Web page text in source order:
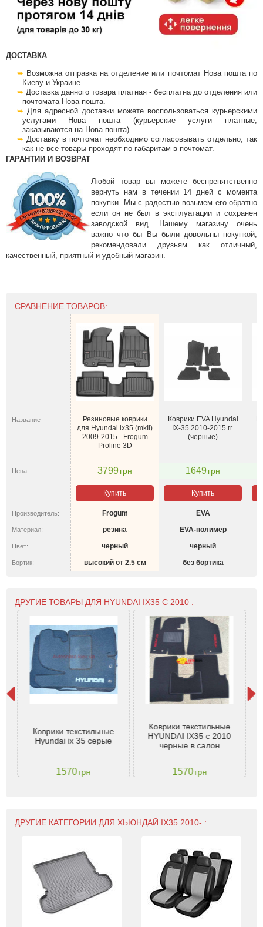
ДОСТАВКА
Возможна отправка на отделение или почтомат Нова пошта по
Киеву и Украине.
Доставка данного товара платная - бесплатна до отделения или
почтомата Нова пошта.
Для адресной доставки можете воспользоваться курьерскими
услугами Нова пошта (курьерские услуги платные,
заказываются на Нова пошта).
Доставку в почтомат необходимо согласовывать отдельно, так
как не все товары проходят по габаритам в почтомат.
ГАРАНТИИ И ВОЗВРАТ
Любой товар вы можете беспрепятственно
вернуть нам в течении 14 дней с момента
покупки. Мы с радостью возьмем его обратно
если он не был в эксплуатации и сохранен
заводской вид. Нашему магазину очень
важно что бы Вы были довольны покупкой,
рекомендовали друзьям как отличный,
качественный, приятный и удобный магазин.
СРАВНЕНИЕ ТОВАРОВ:
Название
Резиновые коврики
для Hyundai ix35 (mkII)
2009-2015 - Frogum
Proline 3D
Коврики EVA Hyundai
IX-35 2010-2015 гг.
(черные)
Цена 3799грн 1649грн
Купить Купить
Производитель: Frogum EVA
Материал: резина EVA-полимер
Цвет: черный черный
Бортик: высокий от 2.5 см без бортика
ДРУГИЕ ТОВАРЫ ДЛЯ HYUNDAI IX35 С 2010 :
Коврики текстильные
Hyundai ix 35 серые
1570грн
Коврики текстильные
HYUNDAI IX35 с 2010
черные в салон
1570грн
ДРУГИЕ КАТЕГОРИИ ДЛЯ ХЬЮНДАЙ IX35 2010- :